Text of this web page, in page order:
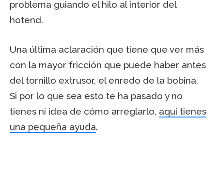
problema guiando el hilo al interior del
hotend.
Una última aclaración que tiene que ver más
con la mayor fricción que puede haber antes
del tornillo extrusor, el enredo de la bobina.
Si por lo que sea esto te ha pasado y no
tienes ni idea de cómo arreglarlo, aquí tienes
una pequeña ayuda.